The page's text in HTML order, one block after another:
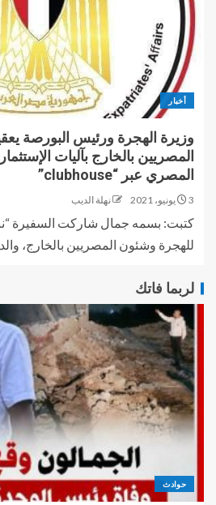
أخبار
وزيرة الهجرة ورئيس البورصة
المصريين بالخارج بآليات
المصري عبر “clubhouse”
3 يونيو، 2021 نهلة الديب
كتبت: بسمه جمال شاركت السفيرة
للهجرة وشئون المصريين بالخارج،
لربما فاتك
حوادث